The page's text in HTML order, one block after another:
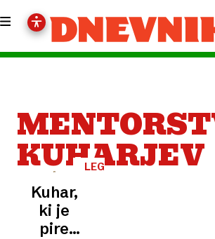
KUHARJEV
LEGENDARNI
Kuhar,
ki je
pire